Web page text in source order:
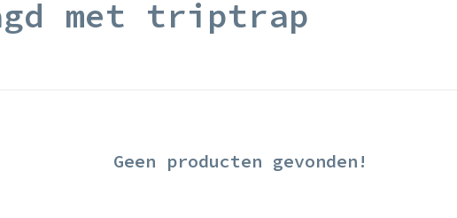
met triptrap
Geen producten gevonden!